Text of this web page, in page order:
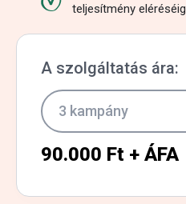
teljesítmény eléréséig
A szolgáltatás ára:
3 kampány
90.000 Ft + ÁFA